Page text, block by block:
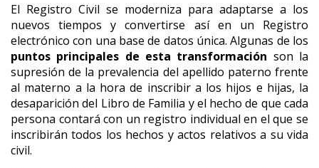
El Registro Civil se moderniza para adaptarse a los
nuevos tiempos y convertirse así en un Registro
electrónico con una base de datos única. Algunas de los
puntos principales de esta transformación son la
supresión de la prevalencia del apellido paterno frente
al materno a la hora de inscribir a los hijos e hijas, la
desaparición del Libro de Familia y el hecho de que cada
persona contará con un registro individual en el que se
inscribirán todos los hechos y actos relativos a su vida
civil.